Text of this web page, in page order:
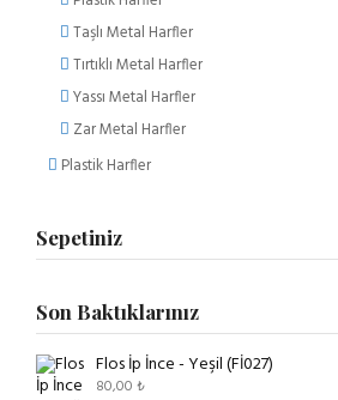
Taşlı Metal Harfler
Tırtıklı Metal Harfler
Yassı Metal Harfler
Zar Metal Harfler
Plastik Harfler
Sepetiniz
Son Baktıklarınız
Flos İp İnce - Yeşil (Fİ027)
80,00 ₺